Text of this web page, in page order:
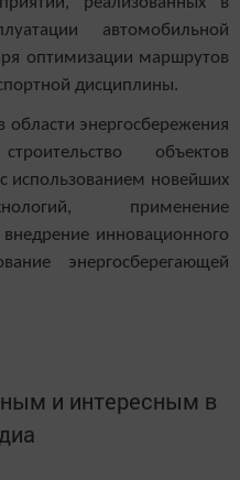
автомобильной
оптимизации маршрутов
дисциплины.
области энергосбережения
объектов
использованием новейших
применение
инновационного
энергосберегающей
и интересным в